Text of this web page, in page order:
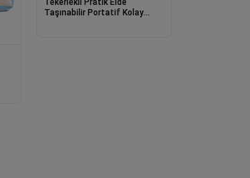
Taşınabilir Portatif Kolay